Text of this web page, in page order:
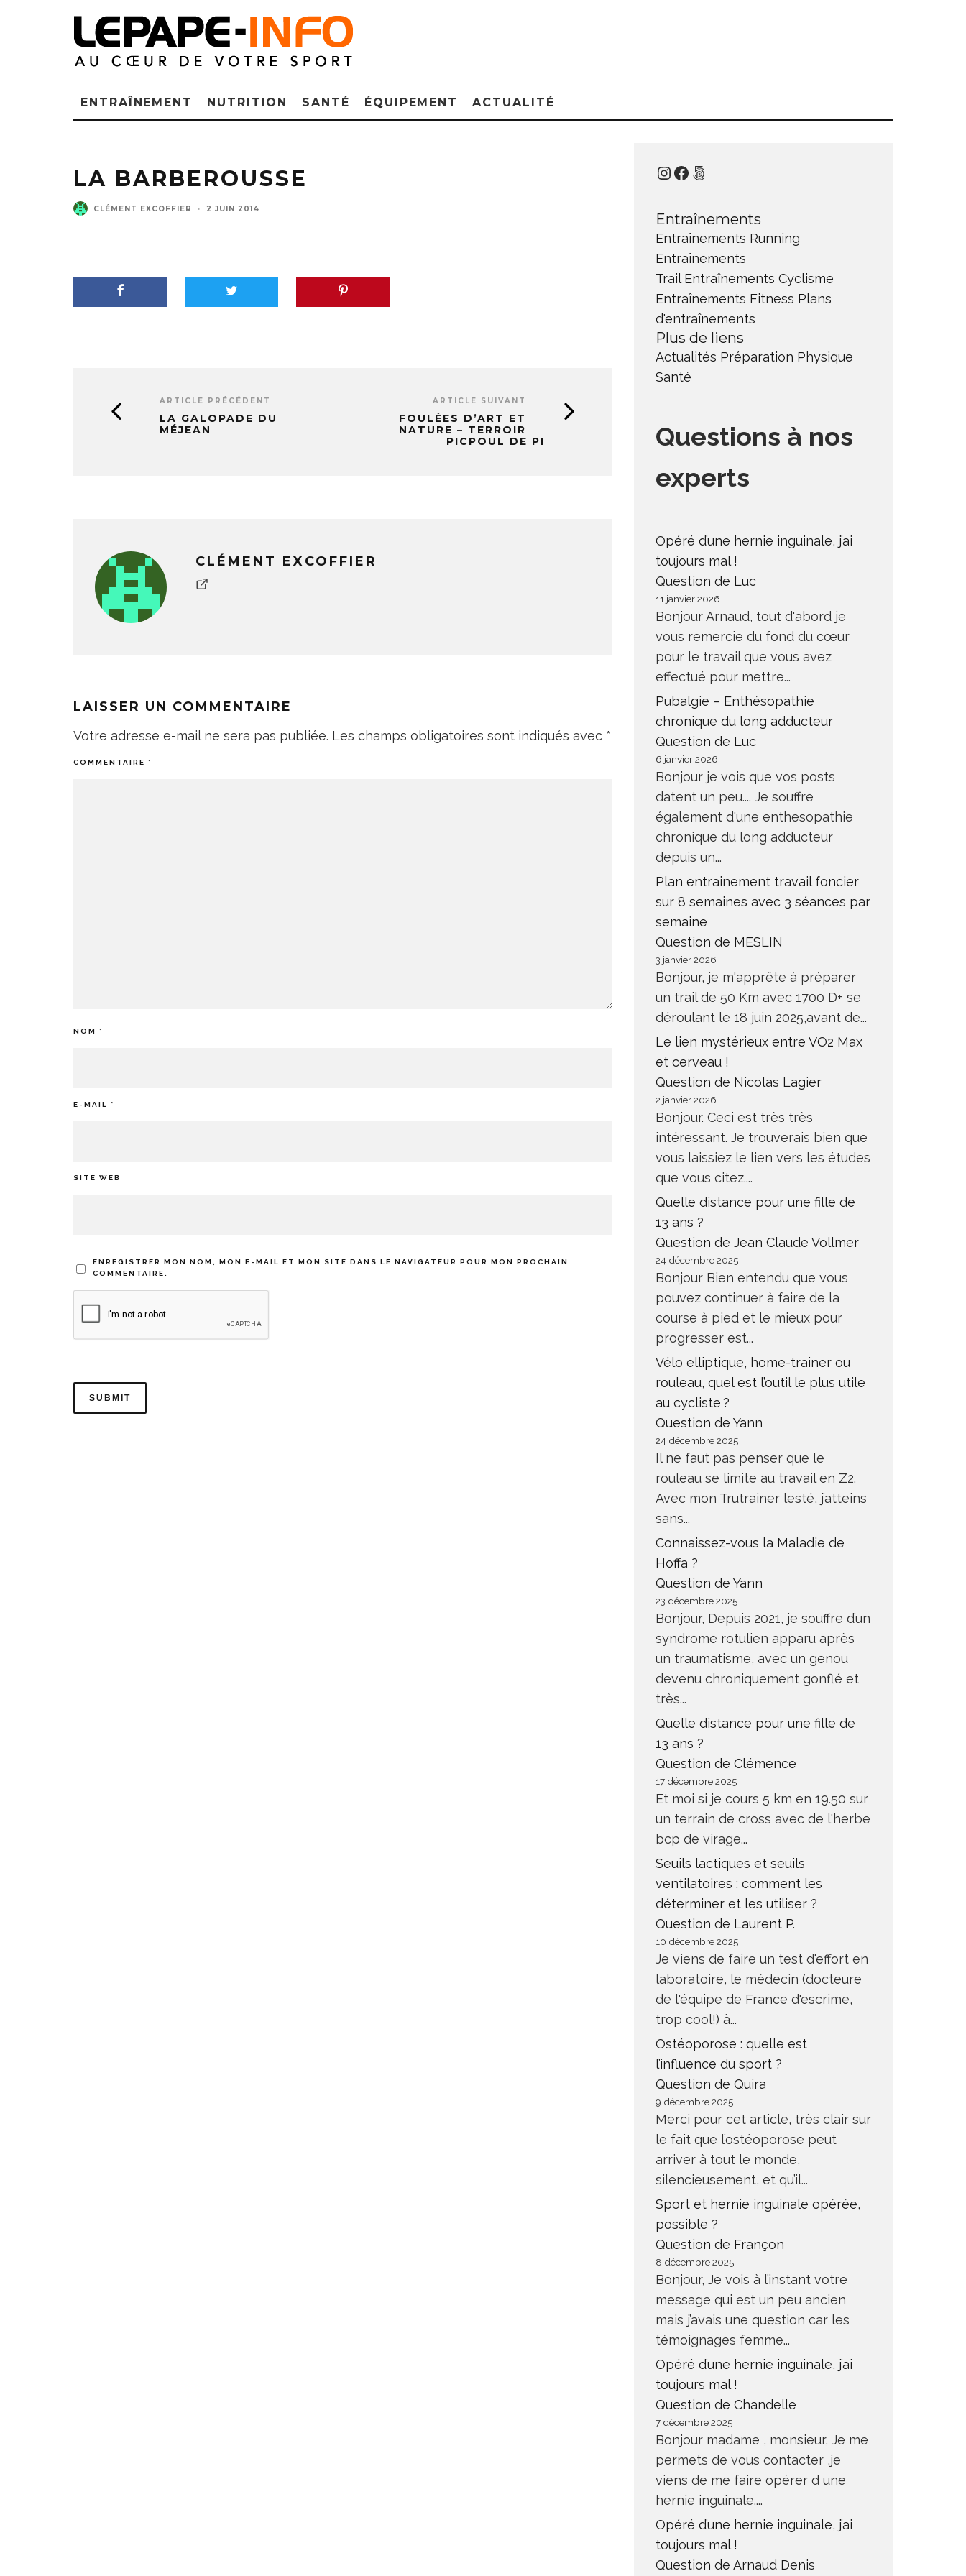
ENTRAÎNEMENT NUTRITION SANTÉ ÉQUIPEMENT ACTUALITÉ
LA BARBEROUSSE
CLÉMENT EXCOFFIER · 2 JUIN 2014
ARTICLE PRÉCÉDENT
LA GALOPADE DU
MÉJEAN
ARTICLE SUIVANT
FOULÉES D’ART ET
NATURE – TERROIR
PICPOUL DE PI
CLÉMENT EXCOFFIER
LAISSER UN COMMENTAIRE
Votre adresse e-mail ne sera pas publiée. Les champs obligatoires sont indiqués avec *
COMMENTAIRE *
NOM *
E-MAIL *
SITE WEB
ENREGISTRER MON NOM, MON E-MAIL ET MON SITE DANS LE NAVIGATEUR POUR MON PROCHAIN
COMMENTAIRE.
Instagram
Facebook
500px
Entraînements
Entraînements Running
Entraînements
Trail Entraînements Cyclisme
Entraînements Fitness Plans
d'entraînements
Plus de liens
Actualités Préparation Physique
Santé
Questions à nos
experts
Opéré d’une hernie inguinale, j’ai
toujours mal !
Question de Luc
11 janvier 2026
Bonjour Arnaud, tout d'abord je
vous remercie du fond du cœur
pour le travail que vous avez
effectué pour mettre...
Pubalgie – Enthésopathie
chronique du long adducteur
Question de Luc
6 janvier 2026
Bonjour je vois que vos posts
datent un peu.... Je souffre
également d'une enthesopathie
chronique du long adducteur
depuis un...
Plan entrainement travail foncier
sur 8 semaines avec 3 séances par
semaine
Question de MESLIN
3 janvier 2026
Bonjour, je m'apprête à préparer
un trail de 50 Km avec 1700 D+ se
déroulant le 18 juin 2025,avant de...
Le lien mystérieux entre VO2 Max
et cerveau !
Question de Nicolas Lagier
2 janvier 2026
Bonjour. Ceci est très très
intéressant. Je trouverais bien que
vous laissiez le lien vers les études
que vous citez....
Quelle distance pour une fille de
13 ans ?
Question de Jean Claude Vollmer
24 décembre 2025
Bonjour Bien entendu que vous
pouvez continuer à faire de la
course à pied et le mieux pour
progresser est...
Vélo elliptique, home-trainer ou
rouleau, quel est l’outil le plus utile
au cycliste ?
Question de Yann
24 décembre 2025
Il ne faut pas penser que le
rouleau se limite au travail en Z2.
Avec mon Trutrainer lesté, j’atteins
sans...
Connaissez-vous la Maladie de
Hoffa ?
Question de Yann
23 décembre 2025
Bonjour, Depuis 2021, je souffre d’un
syndrome rotulien apparu après
un traumatisme, avec un genou
devenu chroniquement gonflé et
très...
Quelle distance pour une fille de
13 ans ?
Question de Clémence
17 décembre 2025
Et moi si je cours 5 km en 19.50 sur
un terrain de cross avec de l'herbe
bcp de virage...
Seuils lactiques et seuils
ventilatoires : comment les
déterminer et les utiliser ?
Question de Laurent P.
10 décembre 2025
Je viens de faire un test d'effort en
laboratoire, le médecin (docteure
de l'équipe de France d'escrime,
trop cool!) à...
Ostéoporose : quelle est
l’influence du sport ?
Question de Quira
9 décembre 2025
Merci pour cet article, très clair sur
le fait que l’ostéoporose peut
arriver à tout le monde,
silencieusement, et qu’il...
Sport et hernie inguinale opérée,
possible ?
Question de Françon
8 décembre 2025
Bonjour, Je vois à l’instant votre
message qui est un peu ancien
mais j’avais une question car les
témoignages femme...
Opéré d’une hernie inguinale, j’ai
toujours mal !
Question de Chandelle
7 décembre 2025
Bonjour madame , monsieur, Je me
permets de vous contacter ,je
viens de me faire opérer d une
hernie inguinale....
Opéré d’une hernie inguinale, j’ai
toujours mal !
Question de Arnaud Denis